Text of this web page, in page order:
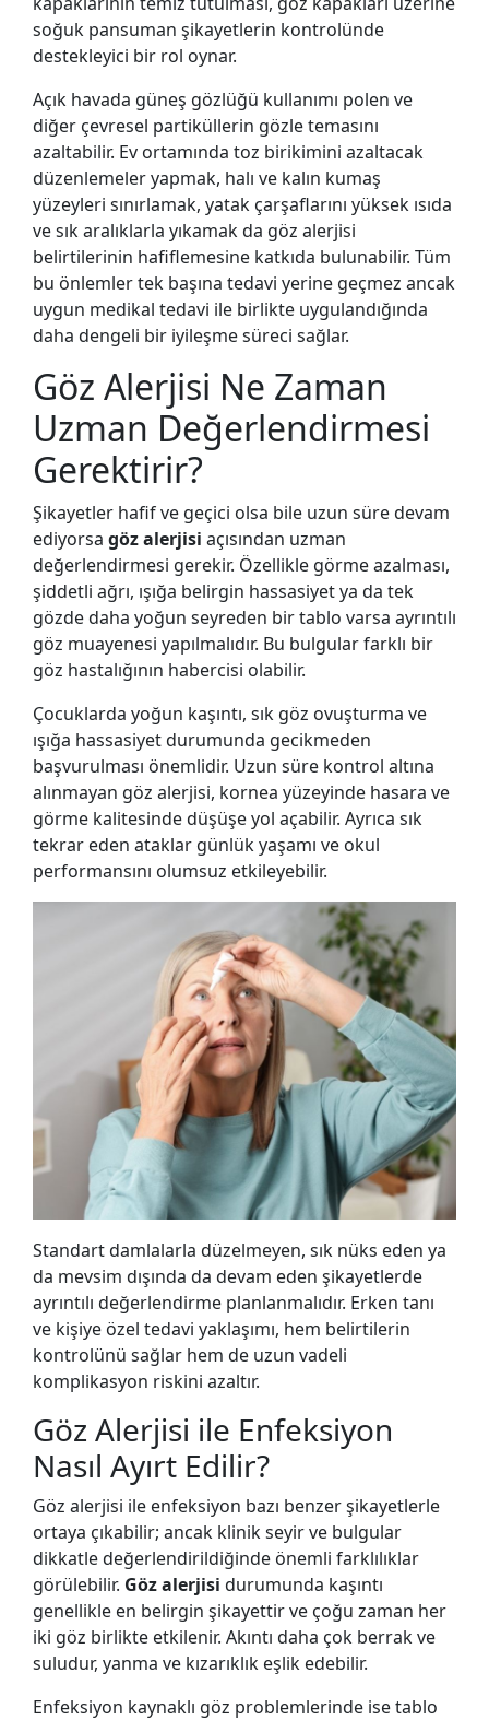
soğuk pansuman şikayetlerin kontrolünde
destekleyici bir rol oynar.
Açık havada güneş gözlüğü kullanımı polen ve
diğer çevresel partiküllerin gözle temasını
azaltabilir. Ev ortamında toz birikimini azaltacak
düzenlemeler yapmak, halı ve kalın kumaş
yüzeyleri sınırlamak, yatak çarşaflarını yüksek ısıda
ve sık aralıklarla yıkamak da göz alerjisi
belirtilerinin hafiflemesine katkıda bulunabilir. Tüm
bu önlemler tek başına tedavi yerine geçmez ancak
uygun medikal tedavi ile birlikte uygulandığında
daha dengeli bir iyileşme süreci sağlar.
Göz Alerjisi Ne Zaman
Uzman Değerlendirmesi
Gerektirir?
Şikayetler hafif ve geçici olsa bile uzun süre devam
ediyorsa göz alerjisi açısından uzman
değerlendirmesi gerekir. Özellikle görme azalması,
şiddetli ağrı, ışığa belirgin hassasiyet ya da tek
gözde daha yoğun seyreden bir tablo varsa ayrıntılı
göz muayenesi yapılmalıdır. Bu bulgular farklı bir
göz hastalığının habercisi olabilir.
Çocuklarda yoğun kaşıntı, sık göz ovuşturma ve
ışığa hassasiyet durumunda gecikmeden
başvurulması önemlidir. Uzun süre kontrol altına
alınmayan göz alerjisi, kornea yüzeyinde hasara ve
görme kalitesinde düşüşe yol açabilir. Ayrıca sık
tekrar eden ataklar günlük yaşamı ve okul
performansını olumsuz etkileyebilir.
Standart damlalarla düzelmeyen, sık nüks eden ya
da mevsim dışında da devam eden şikayetlerde
ayrıntılı değerlendirme planlanmalıdır. Erken tanı
ve kişiye özel tedavi yaklaşımı, hem belirtilerin
kontrolünü sağlar hem de uzun vadeli
komplikasyon riskini azaltır.
Göz Alerjisi ile Enfeksiyon
Nasıl Ayırt Edilir?
Göz alerjisi ile enfeksiyon bazı benzer şikayetlerle
ortaya çıkabilir; ancak klinik seyir ve bulgular
dikkatle değerlendirildiğinde önemli farklılıklar
görülebilir. Göz alerjisi durumunda kaşıntı
genellikle en belirgin şikayettir ve çoğu zaman her
iki göz birlikte etkilenir. Akıntı daha çok berrak ve
suludur, yanma ve kızarıklık eşlik edebilir.
Enfeksiyon kaynaklı göz problemlerinde ise tablo